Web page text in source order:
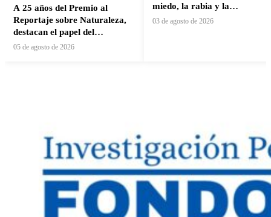
A 25 años del Premio al
Reportaje sobre Naturaleza,
destacan el papel del
periodismo para acercar la
05 de agosto de 2026
miedo, la rabia y la
desinformación
03 de agosto de 2026